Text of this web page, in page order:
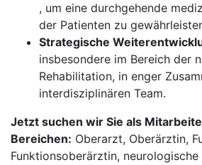
, um eine durchgehende
der Patienten zu
Strategische
insbesondere im Bereich der
Rehabilitation, in enger
interdisziplinären Team.
Jetzt suchen wir Sie als
Bereichen: Oberarzt, Oberärztin,
Funktionsoberärztin, neurologische